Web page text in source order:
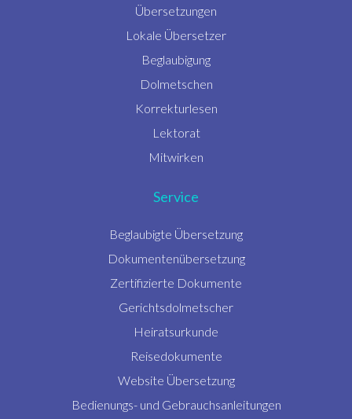
Übersetzungen
Lokale Übersetzer
Beglaubigung
Dolmetschen
Korrekturlesen
Lektorat
Mitwirken
Service
Beglaubigte Übersetzung
Dokumentenübersetzung
Zertifizierte Dokumente
Gerichtsdolmetscher
Heiratsurkunde
Reisedokumente
Website Übersetzung
Bedienungs- und Gebrauchsanleitungen